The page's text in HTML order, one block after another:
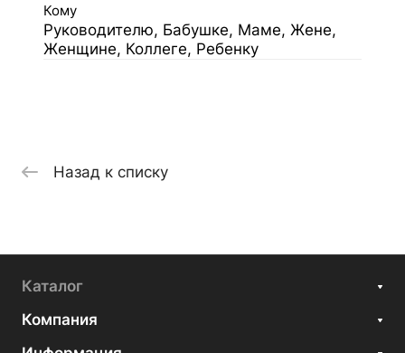
Кому
Руководителю, Бабушке, Маме, Жене,
Женщине, Коллеге, Ребенку
Назад к списку
Каталог
Компания